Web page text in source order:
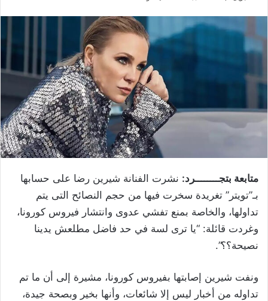
متابعة بتجــــــــرد: نشرت الفنانة شيرين رضا على حسابها
بـ”تويتر” تغريدة سخرت فيها من حجم النصائح التى يتم
تداولها، والخاصة بمنع تفشي عدوى وانتشار فيروس كورونا،
وغردت قائلة: “يا ترى لسة في حد فاضل مطلعش يدينا
نصيحة؟؟”.
ونفت شيرين إصابتها بفيروس كورونا، مشيرة إلى أن ما تم
تداوله من أخبار ليس إلا شائعات، وأنها بخير وبصحة جيدة،